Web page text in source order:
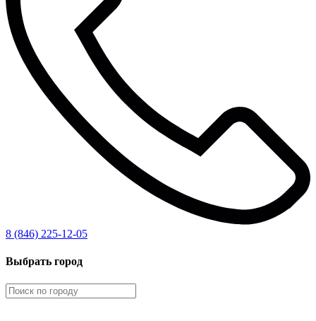
8 (846) 225-12-05
Выбрать город